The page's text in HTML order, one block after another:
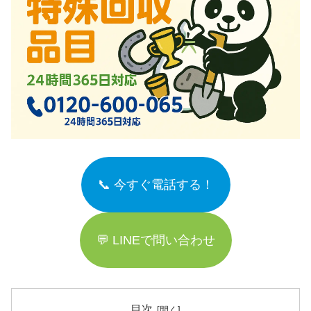
📞 今すぐ電話する！
💬 LINEで問い合わせ